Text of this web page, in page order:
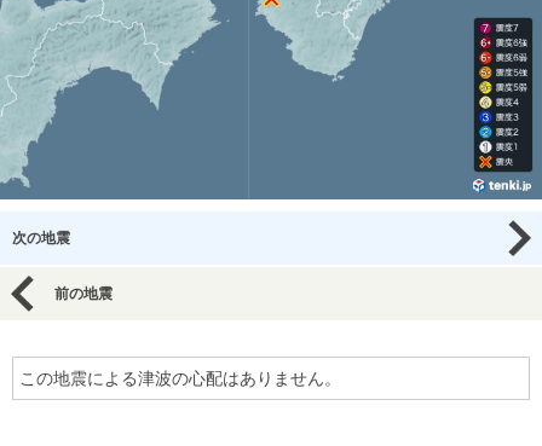
次の地震
前の地震
この地震による津波の心配はありません。